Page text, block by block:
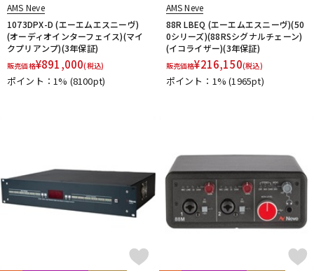
アンプ エフェクター
DJ機器 DTM
配信/ライブ機器 楽器アクセサリ
ヴィンテージ
AMS Neve
1073DPX-D (エーエムエスニーヴ)
(オーディオインターフェイス)(マイ
クプリアンプ)(3年保証)
販売価格¥891,000(税込)
ポイント：1% (8100pt)
AMS Neve
88R LBEQ (エーエムエスニーヴ)(50
0シリーズ)(88RSシグナルチェーン)
(イコライザー)(3年保証)
販売価格¥216,150(税込)
ポイント：1%(1965pt)